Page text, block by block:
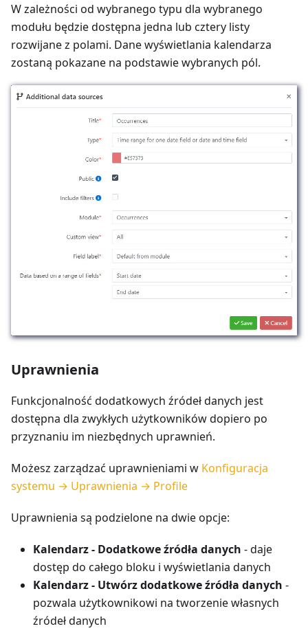
W zależności od wybranego typu dla wybranego
modułu będzie dostępna jedna lub cztery listy
rozwijane z polami. Dane wyświetlania kalendarza
zostaną pokazane na podstawie wybranych pól.
Uprawnienia
Funkcjonalność dodatkowych źródeł danych jest
dostępna dla zwykłych użytkowników dopiero po
przyznaniu im niezbędnych uprawnień.
Możesz zarządzać uprawnieniami w Konfiguracja
systemu → Uprawnienia → Profile
Uprawnienia są podzielone na dwie opcje:
Kalendarz - Dodatkowe źródła danych - daje
dostęp do całego bloku i wyświetlania danych
Kalendarz - Utwórz dodatkowe źródła danych -
pozwala użytkownikowi na tworzenie własnych
źródeł danych